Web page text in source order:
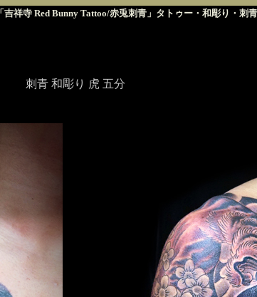
祥寺 Red Bunny Tattoo/赤兎刺青」タトゥー・和彫り・刺
刺青 和彫り 虎 五分